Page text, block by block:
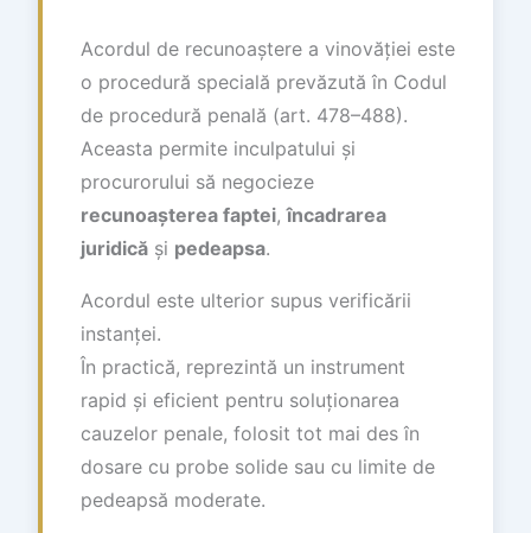
Acordul de recunoaștere a vinovăției este
o procedură specială prevăzută în Codul
de procedură penală (art. 478–488).
Aceasta permite inculpatului și
procurorului să negocieze
recunoașterea faptei,încadrarea
juridică și pedeapsa.
Acordul este ulterior supus verificării
instanței.
În practică, reprezintă un instrument
rapid și eficient pentru soluționarea
cauzelor penale, folosit tot mai des în
dosare cu probe solide sau cu limite de
pedeapsă moderate.